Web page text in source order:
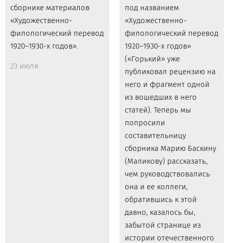
сборнике материалов
«Художественно-
филологический перевод
1920–1930-х годов».
23 июля
под названием
«Художественно-
филологический перевод
1920–1930-х годов»
(«Горький» уже
публиковал рецензию на
него и фрагмент одной
из вошедших в него
статей). Теперь мы
попросили
составительницу
сборника Марию Баскину
(Маликову) рассказать,
чем руководствовались
она и ее коллеги,
обратившись к этой
давно, казалось бы,
забытой странице из
истории отечественного